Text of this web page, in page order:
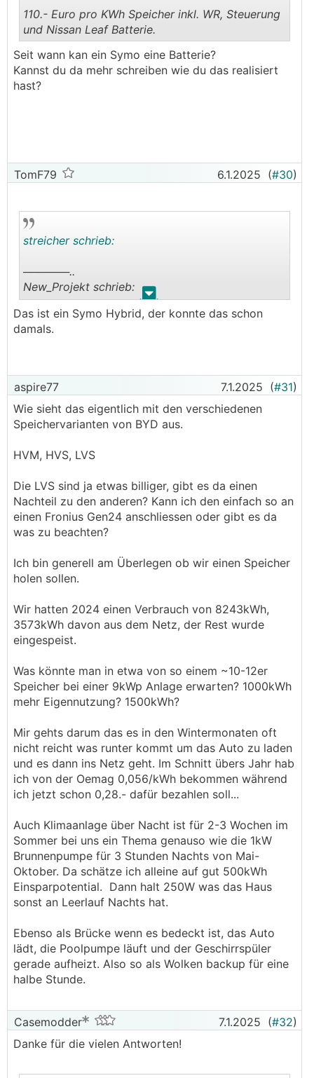
..
110.- Euro pro KWh Speicher inkl. WR, Steuerung
und Nissan Leaf Batterie.
Seit wann kan ein Symo eine Batterie?
Kannst du da mehr schreiben wie du das realisiert
hast?
TomF79 6.1.2025 (#30)
. .
streicher schrieb:
──────..
New_Projekt schrieb:
110.- Euro pro KWh Speicher inkl. WR, Steuerung
und Nissan Leaf Batterie.
Seit wann kan ein Symo eine Batterie?
Kannst du da mehr schreiben wie du das
realisiert hast?
Das ist ein Symo Hybrid, der konnte das schon
damals.
aspire77 7.1.2025 (#31)
Wie sieht das eigentlich mit den verschiedenen
Speichervarianten von BYD aus.
HVM, HVS, LVS
Die LVS sind ja etwas billiger, gibt es da einen
Nachteil zu den anderen? Kann ich den einfach so an
einen Fronius Gen24 anschliessen oder gibt es da
was zu beachten?
Ich bin generell am Überlegen ob wir einen Speicher
holen sollen.
Wir hatten 2024 einen Verbrauch von 8243kWh,
3573kWh davon aus dem Netz, der Rest wurde
eingespeist.
Was könnte man in etwa von so einem ~10-12er
Speicher bei einer 9kWp Anlage erwarten? 1000kWh
mehr Eigennutzung? 1500kWh?
Mir gehts darum das es in den Wintermonaten oft
nicht reicht was runter kommt um das Auto zu laden
und es dann ins Netz geht. Im Schnitt übers Jahr hab
ich von der Oemag 0,056/kWh bekommen während
ich jetzt schon 0,28.- dafür bezahlen soll...
Auch Klimaanlage über Nacht ist für 2-3 Wochen im
Sommer bei uns ein Thema genauso wie die 1kW
Brunnenpumpe für 3 Stunden Nachts von Mai-
Oktober. Da schätze ich alleine auf gut 500kWh
Einsparpotential. Dann halt 250W was das Haus
sonst an Leerlauf Nachts hat.
Ebenso als Brücke wenn es bedeckt ist, das Auto
lädt, die Poolpumpe läuft und der Geschirrspüler
gerade aufheizt. Also so als Wolken backup für eine
halbe Stunde.
Casemodder 7.1.2025 (#32)
Danke für die vielen Antworten!